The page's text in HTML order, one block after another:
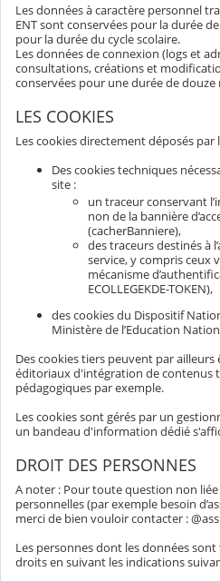
Les données à caractère personnel
ENT sont conservées pour la durée
pour la durée du cycle scolaire.
Les données de connexion (logs et
consultations, créations et
conservées pour une durée de
LES COOKIES
Les cookies directement déposés par
Des cookies techniques
site :
un traceur conservant
non de la bannière
(cacherBanniere),
des traceurs destinés à
service, y compris ceux
mécanisme
ECOLLEGEKDE-TOKEN),
des cookies du Dispositif
Ministère de l’Education
Des cookies tiers peuvent par
éditoriaux d'intégration de contenus
pédagogiques par exemple.
Les cookies sont gérés par un
un bandeau d'information dédié
DROIT DES PERSONNES
A noter : Pour toute question non
personnelles (par exemple besoin
merci de bien vouloir contacter :
Les personnes dont les données
droits en suivant les indications